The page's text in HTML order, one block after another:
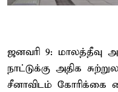
ஜனவரி 9: மாலத்தீவு
நாட்டுக்கு அதிக
சீனாவிடம் கோரிக்கை